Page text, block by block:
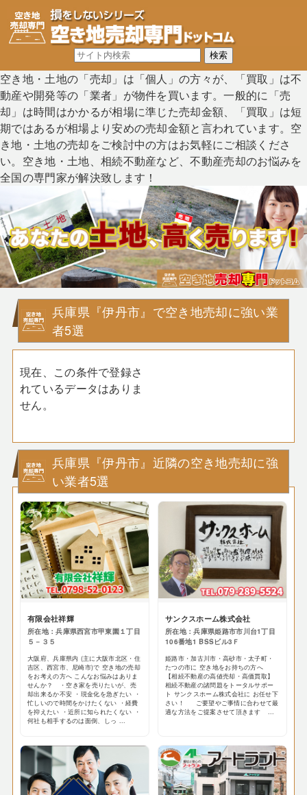
空き地・土地の「売却」は「個人」の方々が、「買取」は不
動産や開発等の「業者」が物件を買います。一般的に「売
却」は時間はかかるが相場に準じた売却金額、「買取」は短
期ではあるが相場より安めの売却金額と言われています。空
き地・土地の売却をご検討中の方はお気軽にご相談くださ
い。空き地・土地、相続不動産など、不動産売却のお悩みを
全国の専門家が解決致します！
兵庫県『伊丹市』で空き地売却に強い業
者5選
現在、この条件で登録さ
れているデータはありま
せん。
兵庫県『伊丹市』近隣の空き地売却に強
い業者5選
有限会社祥輝
所在地：兵庫県西宮市甲東園１丁目
５－３５
大阪府、兵庫県内 (主に大阪市北区・住
吉区、西宮市、尼崎市)で 空き地の売却
をお考えの方へ こんなお悩みはありま
せんか？ ・空き家を売りたいが、売
却出来るか不安 ・現金化を急ぎたい ・
忙しいので時間をかけたくない ・経費
を抑えたい ・近所に知られたくない ・
何社も相手するのは面倒、しっ ...
サンクスホーム株式会社
所在地：兵庫県姫路市市川台1丁目
106番地1 BSSビル3Ｆ
姫路市・加古川市・高砂市・太子町・
たつの市に 空き地をお持ちの方へ
【相続不動産の高値売却・高価買取】
相続不動産の諸問題をトータルサポー
ト サンクスホーム株式会社に お任せ下
さい！ ご要望やご事情に合わせて最
適な方法をご提案させて頂きます ...